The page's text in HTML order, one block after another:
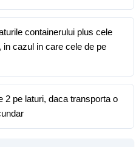
containerului plus cele
in cazul in care cele de pe
2 pe laturi, daca transporta o